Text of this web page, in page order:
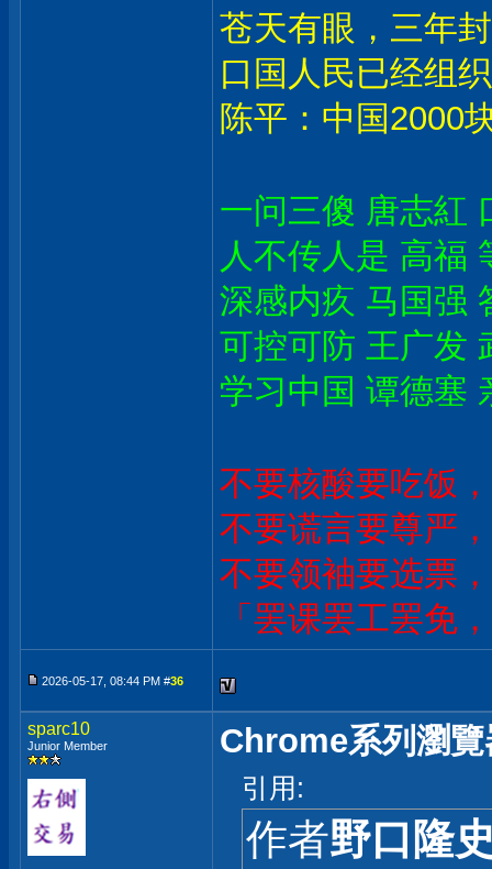
苍天有眼，三年
口国人民已经组
陈平：中国2000
一问三傻 唐志紅
人不传人是 高福
深感内疚 马国强
可控可防 王广发
学习中国 谭德塞
不要核酸要吃饭
不要谎言要尊严
不要领袖要选票
「罢课罢工罢免
2026-05-17, 08:44 PM #36
sparc10
Junior Member Chrome系列瀏
引用:
作者野口隆